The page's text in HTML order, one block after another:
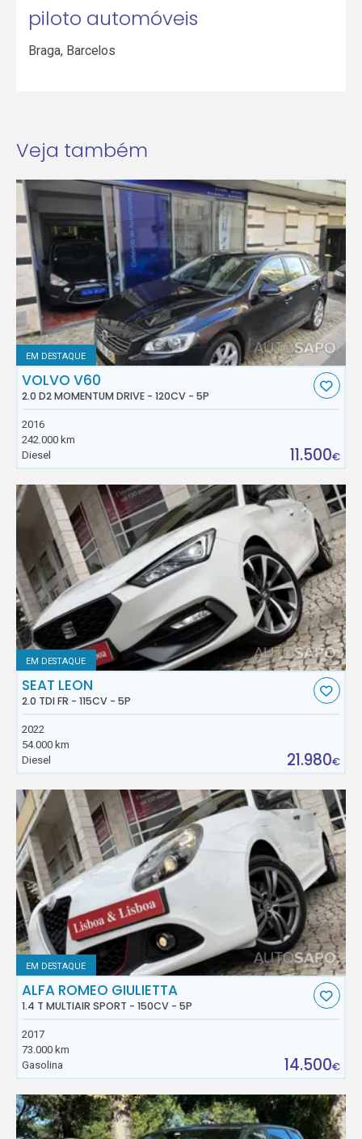
piloto automóveis
Braga, Barcelos
Veja também
EM DESTAQUE
VOLVO V60
2.0 D2 MOMENTUM DRIVE - 120CV - 5P
2016
242.000 km
Diesel
11.500€
EM DESTAQUE
SEAT LEON
2.0 TDI FR - 115CV - 5P
2022
54.000 km
Diesel
21.980€
EM DESTAQUE
ALFA ROMEO GIULIETTA
1.4 T MULTIAIR SPORT - 150CV - 5P
2017
73.000 km
Gasolina
14.500€